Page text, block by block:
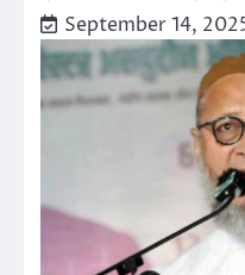
September 14,